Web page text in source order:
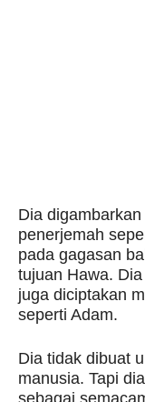
Dia
penerjemah
pada gagasan
tujuan Hawa.
juga diciptakan
seperti Adam.
Dia tidak dibuat
manusia. Tapi
sebagai